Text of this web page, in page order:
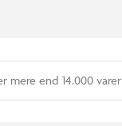
mere end 14.000 varer